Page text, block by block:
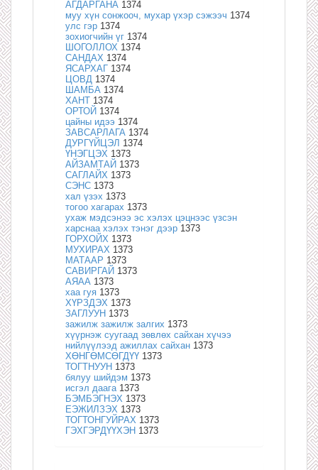
АГДАРГАНА 1374
муу хүн сонжооч, мухар үхэр сэжээч 1374
улс гэр 1374
зохиогчийн үг 1374
ШОГОЛЛОХ 1374
САНДАХ 1374
ЯСАРХАГ 1374
ЦОВД 1374
ШАМБА 1374
ХАНТ 1374
ОРТОЙ 1374
цайны идээ 1374
ЗАВСАРЛАГА 1374
ДУРГҮЙЦЭЛ 1374
ҮНЭГЦЭХ 1373
АЙЗАМТАЙ 1373
САГЛАЙХ 1373
СЭНС 1373
хал үзэх 1373
тогоо хагарах 1373
ухаж мэдсэнээ эс хэлэх цэцнээс үзсэн
харснаа хэлэх тэнэг дээр 1373
ГОРХОЙХ 1373
МУХИРАХ 1373
МАТААР 1373
САВИРГАЙ 1373
АЯАА 1373
хаа гуя 1373
ХҮРЗДЭХ 1373
ЗАГЛУУН 1373
зажилж зажилж залгих 1373
хүүрнэж суугаад зөвлөх сайхан хүчээ
нийлүүлээд ажиллах сайхан 1373
ХӨНГӨМСӨГДҮҮ 1373
ТОГТНУУН 1373
бялуу шийдэм 1373
исгэл даага 1373
БЭМБЭГНЭХ 1373
ЕЭЖИЛЗЭХ 1373
ТОГТОНГУЙРАХ 1373
ГЭХГЭРДҮҮХЭН 1373